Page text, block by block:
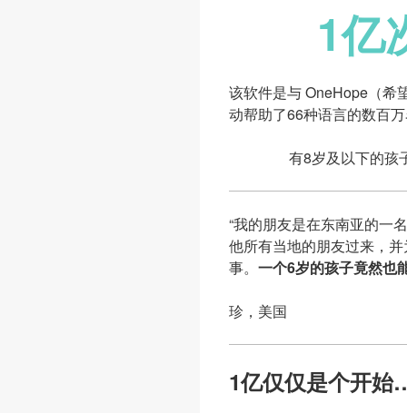
1亿
该软件是与 OneHope（希
动帮助了66种语言的数百
有8岁及以下的孩
“我的朋友是在东南亚的一
他所有当地的朋友过来，
事。 一个6岁的孩子竟然也
珍，美国
1亿仅仅是个开